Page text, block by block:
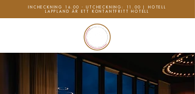
INCHECKNING 16.00 - UTCHECKNING: 11.00 | HOTELL
LAPPLAND ÄR ETT KONTANTFRITT HOTELL